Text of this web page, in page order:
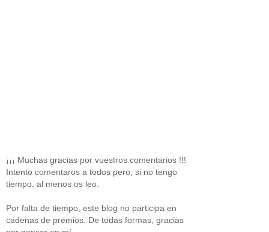
¡¡¡ Muchas gracias por vuestros comentarios !!!
Intento comentaros a todos pero, si no tengo
tiempo, al menos os leo.
Por falta de tiempo, este blog no participa en
cadenas de premios. De todas formas, gracias